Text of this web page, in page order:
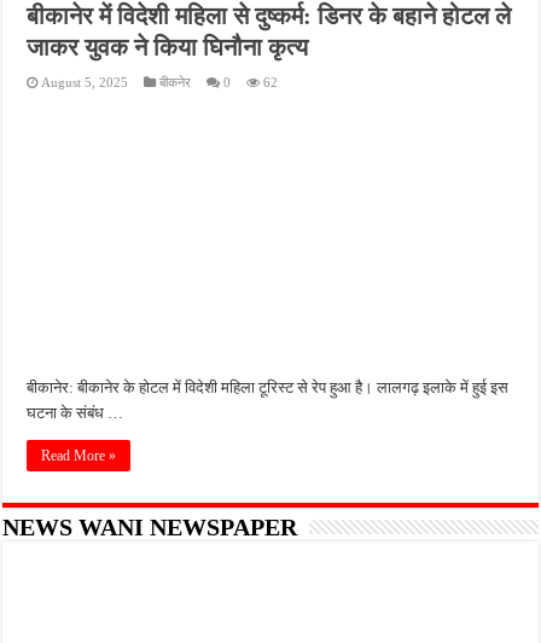
बीकानेर में विदेशी महिला से दुष्कर्म: डिनर के बहाने होटल ले
जाकर युवक ने किया घिनौना कृत्य
August 5, 2025 बीकनेर 0 62
बीकानेर: बीकानेर के होटल में विदेशी महिला टूरिस्ट से रेप हुआ है। लालगढ़ इलाके में हुई इस
घटना के संबंध …
Read More »
NEWS WANI NEWSPAPER